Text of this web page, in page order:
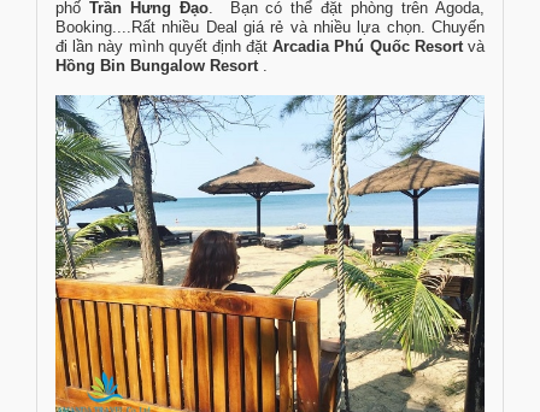
phố Trần Hưng Đạo. Bạn có thể đặt phòng trên Agoda,
Booking....Rất nhiều Deal giá rẻ và nhiều lựa chọn. Chuyến
đi lần này mình quyết định đặtArcadia Phú Quốc Resortvà
Hồng Bin Bungalow Resort